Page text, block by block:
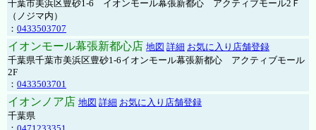
千葉市美浜区豊砂1-6 イオンモール幕張新都心 アクティブモール2Ｆ
（ノジマ内）
： 0433503707
イオンモール幕張新都心店 地図 詳細 お気に入り店舗登録
千葉県千葉市美浜区豊砂1-6イオンモール幕張新都心 アクティブモール
2F
： 0433503701
イオンノア店 地図 詳細 お気に入り店舗登録
千葉県